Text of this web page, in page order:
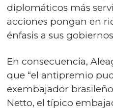
diplomáticos más
acciones pongan en
énfasis a sus
En consecuencia,
que “el antipremio
exembajador
Netto, el típico